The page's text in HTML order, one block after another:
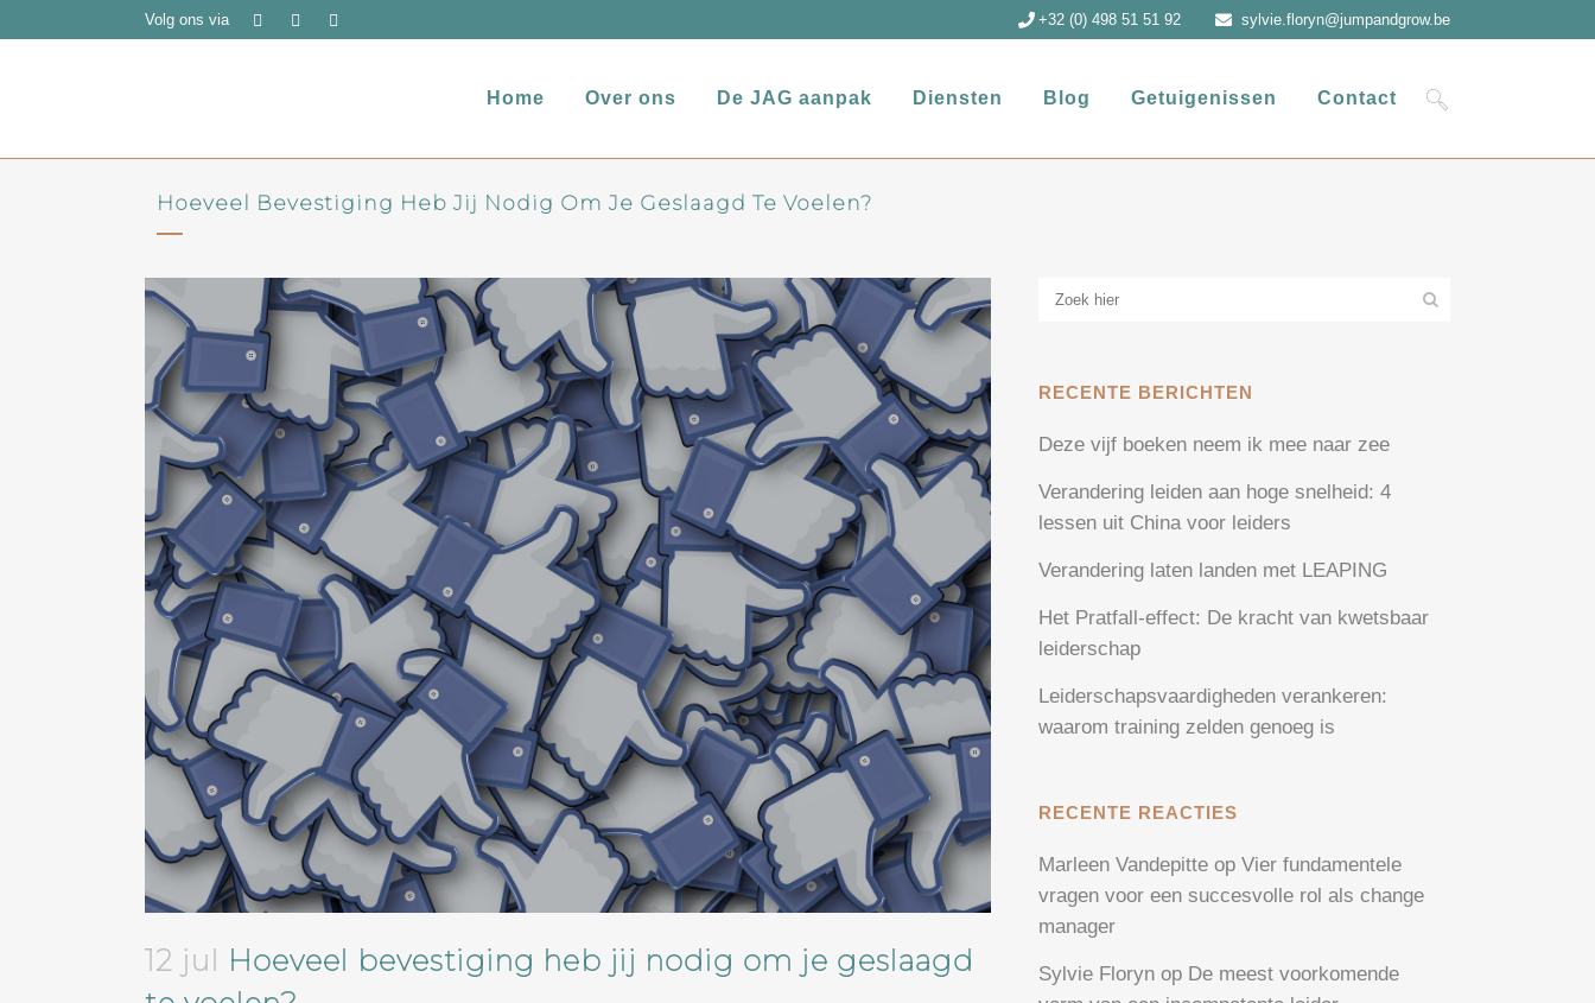
Volg ons via +32 (0) 498 51 51 92 sylvie.floryn@jumpandgrow.be
Home Over ons De JAG aanpak Diensten Blog Getuigenissen Contact
Hoeveel Bevestiging Heb Jij Nodig Om Je Geslaagd Te Voelen?
12 jul
Hoeveel bevestiging heb jij nodig om je geslaagd
RECENTE BERICHTEN
Deze vijf boeken neem ik mee naar zee
Verandering leiden aan hoge snelheid: 4
lessen uit China voor leiders
Verandering laten landen met LEAPING
Het Pratfall-effect: De kracht van kwetsbaar
leiderschap
Leiderschapsvaardigheden verankeren:
waarom training zelden genoeg is
RECENTE REACTIES
Marleen Vandepitte opVier fundamentele
vragen voor een succesvolle rol als change
manager
Sylvie Floryn op De meest voorkomende